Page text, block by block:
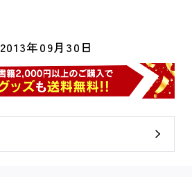
2013年09月30日